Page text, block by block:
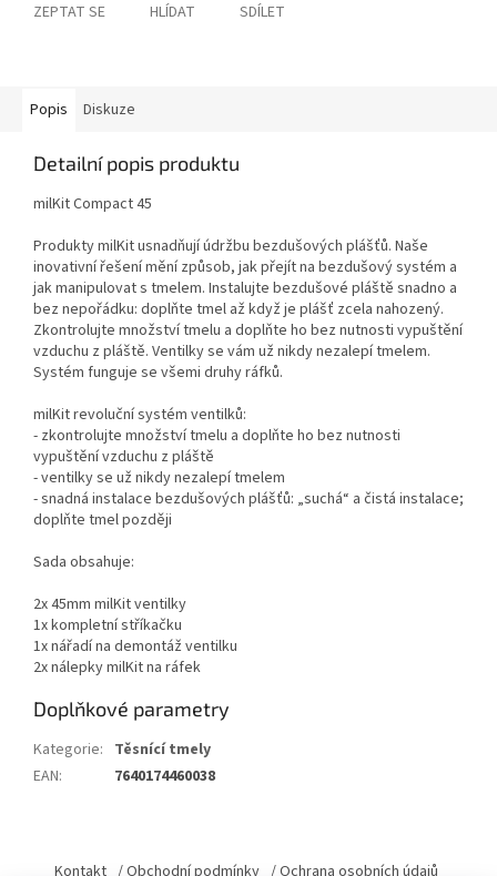
ZEPTAT SE HLÍDAT SDÍLET
Popis Diskuze
Detailní popis produktu
milKit Compact 45
Produkty milKit usnadňují údržbu bezdušových plášťů. Naše
inovativní řešení mění způsob, jak přejít na bezdušový systém a
jak manipulovat s tmelem. Instalujte bezdušové pláště snadno a
bez nepořádku: doplňte tmel až když je plášť zcela nahozený.
Zkontrolujte množství tmelu a doplňte ho bez nutnosti vypuštění
vzduchu z pláště. Ventilky se vám už nikdy nezalepí tmelem.
Systém funguje se všemi druhy ráfků.
milKit revoluční systém ventilků:
- zkontrolujte množství tmelu a doplňte ho bez nutnosti
vypuštění vzduchu z pláště
- ventilky se už nikdy nezalepí tmelem
- snadná instalace bezdušových plášťů: „suchá“ a čistá instalace;
doplňte tmel později
Sada obsahuje:
2x 45mm milKit ventilky
1x kompletní stříkačku
1x nářadí na demontáž ventilku
2x nálepky milKit na ráfek
Doplňkové parametry
Kategorie: Těsnící tmely
EAN: 7640174460038